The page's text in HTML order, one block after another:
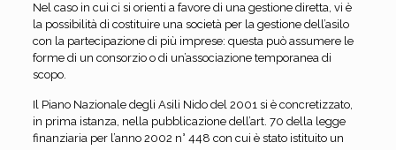
Nel caso in cui ci si orienti a favore di una gestione diretta, vi è
la possibilità di costituire una società per la gestione dell’asilo
con la partecipazione di più imprese: questa può assumere le
forme di un consorzio o di un’associazione temporanea di
scopo.
Il Piano Nazionale degli Asili Nido del 2001 si è concretizzato,
in prima istanza, nella pubblicazione dell’art. 70 della legge
finanziaria per l’anno 2002 n° 448 con cui è stato istituito un